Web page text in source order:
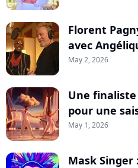
Florent
avec
May 2, 2026
Une finaliste
pour une
May 1, 2026
Mask